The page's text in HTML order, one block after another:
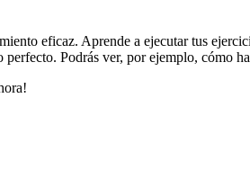
eficaz. Aprende a ejecutar tus
Podrás ver, por ejemplo, cómo